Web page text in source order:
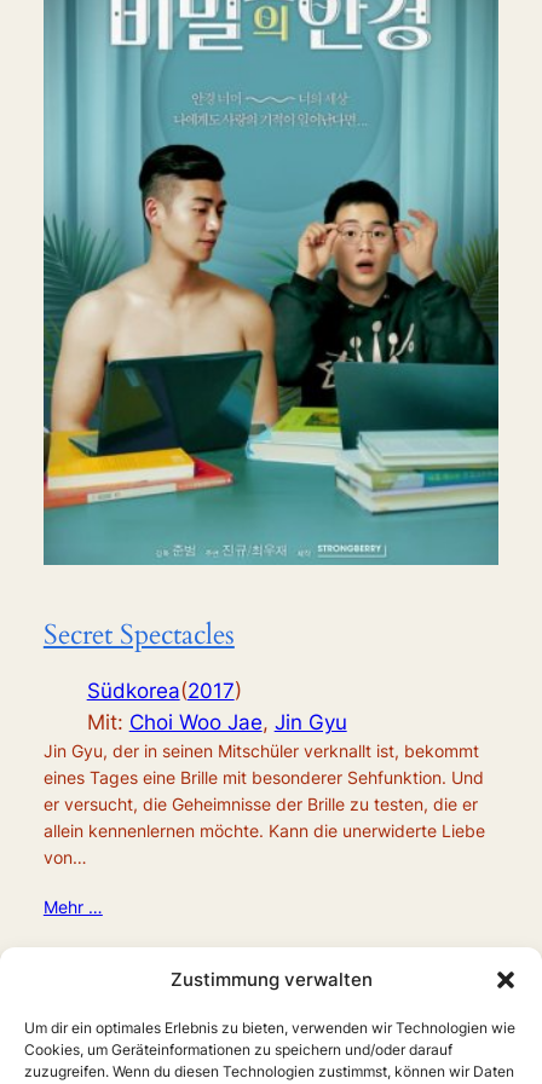
Zustimmung verwalten
Um dir ein optimales Erlebnis zu bieten, verwenden wir Technologien wie
Cookies, um Geräteinformationen zu speichern und/oder darauf
zuzugreifen. Wenn du diesen Technologien zustimmst, können wir Daten
Secret Spectacles
Südkorea(2017)
Mit: Choi Woo Jae, Jin Gyu
Jin Gyu, der in seinen Mitschüler verknallt ist, bekommt
eines Tages eine Brille mit besonderer Sehfunktion. Und
er versucht, die Geheimnisse der Brille zu testen, die er
allein kennenlernen möchte. Kann die unerwiderte Liebe
von…
Mehr …